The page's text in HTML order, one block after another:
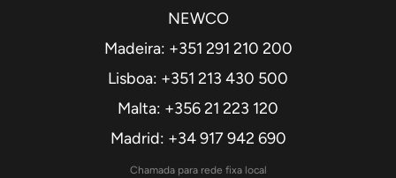
NEWCO
Madeira: +351 291 210 200
Lisboa: +351 213 430 500
Malta: +356 21 223 120
Madrid: +34 917 942 690
Chamada para rede fixa local